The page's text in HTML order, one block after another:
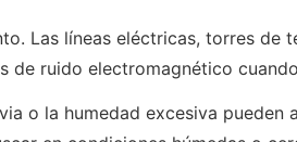
Las líneas eléctricas, torres
de ruido electromagnético
o la humedad excesiva